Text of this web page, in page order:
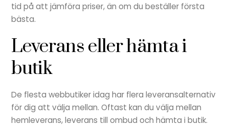
tid på att jämföra priser, än om du beställer första
bästa.
Leverans eller hämta i
butik
De flesta webbutiker idag har flera leveransalternativ
för dig att välja mellan. Oftast kan du välja mellan
hemleverans, leverans till ombud och hämta i butik.